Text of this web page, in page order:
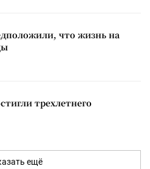
что жизнь на
трехлетнего
ещё